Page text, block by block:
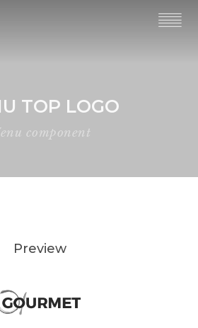
TOP LOGO
component
Preview